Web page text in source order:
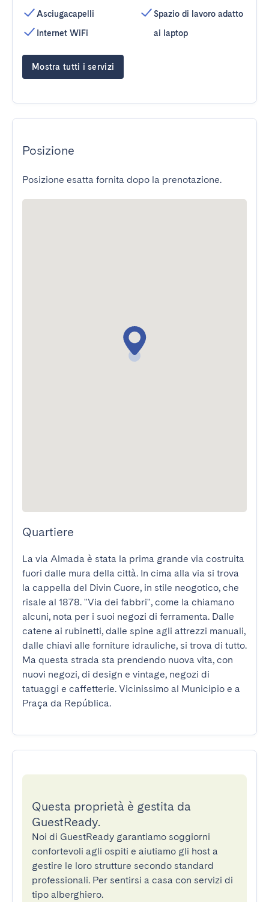
Asciugacapelli
Internet WiFi
Spazio di lavoro adatto
ai laptop
Mostra tutti i servizi
Posizione
Posizione esatta fornita dopo la prenotazione.
Quartiere
La via Almada è stata la prima grande via costruita
fuori dalle mura della città. In cima alla via si trova
la cappella del Divin Cuore, in stile neogotico, che
risale al 1878. "Via dei fabbri", come la chiamano
alcuni, nota per i suoi negozi di ferramenta. Dalle
catene ai rubinetti, dalle spine agli attrezzi manuali,
dalle chiavi alle forniture idrauliche, si trova di tutto.
Ma questa strada sta prendendo nuova vita, con
nuovi negozi, di design e vintage, negozi di
tatuaggi e caffetterie. Vicinissimo al Municipio e a
Praça da República.
Questa proprietà è gestita da
GuestReady.
Noi di GuestReady garantiamo soggiorni
confortevoli agli ospiti e aiutiamo gli host a
gestire le loro strutture secondo standard
professionali. Per sentirsi a casa con servizi di
tipo alberghiero.